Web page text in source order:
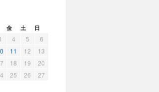
金 土 日
4 5
6
11 12
13
18 19
20
25 26
27